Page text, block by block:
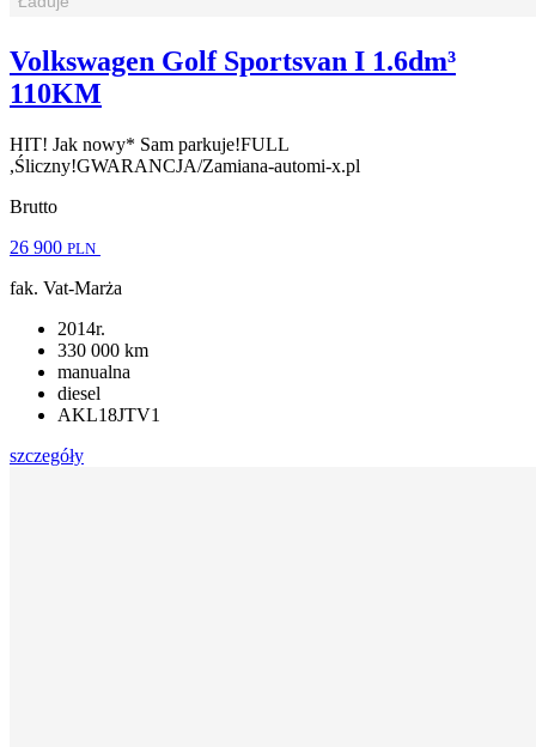
Volkswagen Golf Sportsvan I 1.6dm³
110KM
HIT! Jak nowy* Sam parkuje!FULL
,Śliczny!GWARANCJA/Zamiana-automi-x.pl
Brutto
26 900 PLN
fak. Vat-Marża
2014r.
330 000 km
manualna
diesel
AKL18JTV1
szczegóły